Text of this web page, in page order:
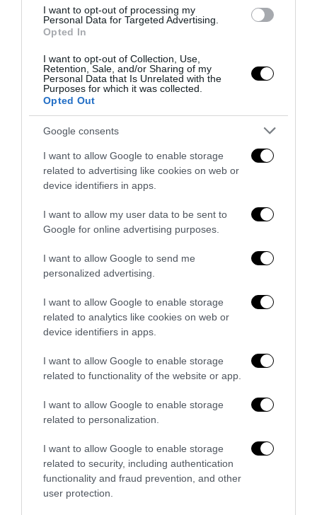
I want to opt-out of processing my
Personal Data for Targeted Advertising.
Opted In
I want to opt-out of Collection, Use,
Retention, Sale, and/or Sharing of my
Personal Data that Is Unrelated with the
Purposes for which it was collected.
Opted Out
Google consents
I want to allow Google to enable storage
related to advertising like cookies on web or
device identifiers in apps.
I want to allow my user data to be sent to
Google for online advertising purposes.
I want to allow Google to send me
personalized advertising.
I want to allow Google to enable storage
related to analytics like cookies on web or
device identifiers in apps.
I want to allow Google to enable storage
related to functionality of the website or app.
I want to allow Google to enable storage
related to personalization.
I want to allow Google to enable storage
related to security, including authentication
functionality and fraud prevention, and other
user protection.
7 Agosto 2026
Addio a Francesco Guccini: stronzo, poeta e buffone di
corte